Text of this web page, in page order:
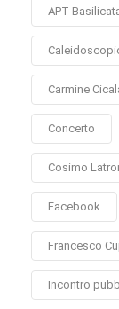
APT
Carmine
Concerto
Cosimo
Facebook
Francesco
Incontro